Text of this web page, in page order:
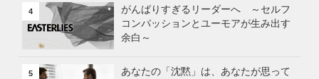
4
がんばりすぎるリーダーへ ～セルフ
コンパッションとユーモアが生み出す
余白～
5
あなたの「沈黙」は、あなたが思って